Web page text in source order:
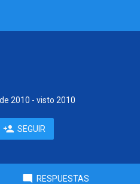
2010 - visto 2010
SEGUIR
RESPUESTAS